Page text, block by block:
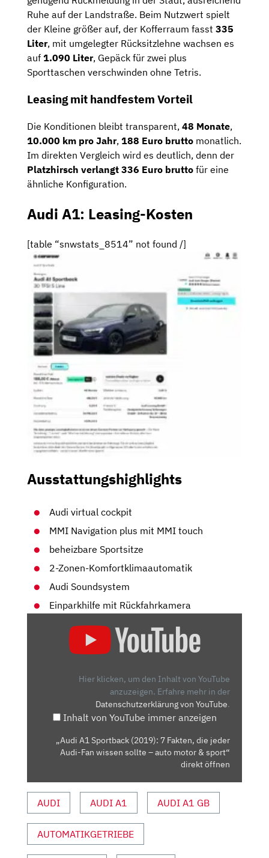
Ruhe auf der Landstraße. Beim Nutzwert spielt
der Kleine größer auf, der Kofferraum fasst 335
Liter, mit umgelegter Rücksitzlehne wachsen es
auf 1.090 Liter, Gepäck für zwei plus
Sporttaschen verschwinden ohne Tetris.
Leasing mit handfestem Vorteil
Die Konditionen bleibt transparent, 48 Monate,
10.000 km pro Jahr, 188 Euro brutto monatlich.
Im direkten Vergleich wird es deutlich, denn der
Platzhirsch verlangt 336 Euro brutto für eine
ähnliche Konfiguration.
Audi A1: Leasing-Kosten
[table “snwstats_8514” not found /]
Ausstattungshighlights
Audi virtual cockpit
MMI Navigation plus mit MMI touch
beheizbare Sportsitze
2-Zonen-Komfortklimaautomatik
Audi Soundsystem
Einparkhilfe mit Rückfahrkamera
SPORTBACK
JEDER
–
AUTO
MOTOR
Hier klicken, um den Inhalt von YouTube
anzuzeigen. Erfahre mehr in der
Datenschutzerklärung von YouTube.
Inhalt von YouTube immer anzeigen
„Audi A1 Sportback (2019): 7 Fakten, die jeder
Audi-Fan wissen sollte – auto motor & sport“
direkt öffnen
AUDI AUDI A1 AUDI A1 GB
AUTOMATIKGETRIEBE